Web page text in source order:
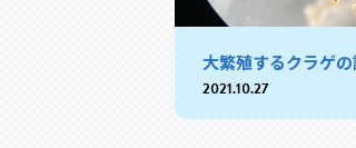
大繁殖するクラゲの
2021.10.27